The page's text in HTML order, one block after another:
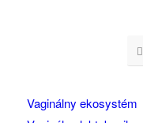
Vaginálny ekosystém